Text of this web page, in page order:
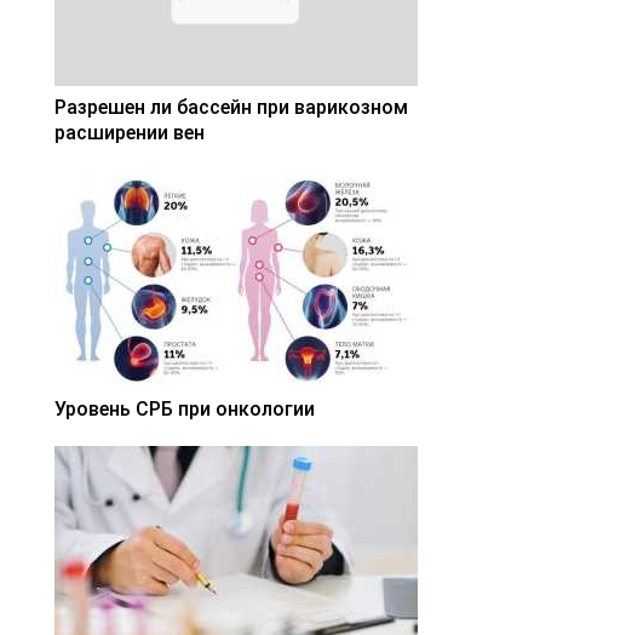
Разрешен ли бассейн при варикозном
расширении вен
Уровень СРБ при онкологии